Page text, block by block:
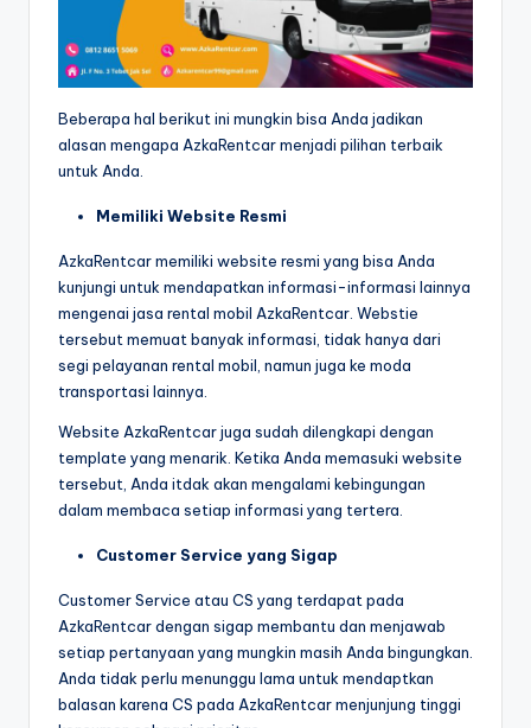
Beberapa hal berikut ini mungkin bisa Anda jadikan
alasan mengapa AzkaRentcar menjadi pilihan terbaik
untuk Anda.
Memiliki Website Resmi
AzkaRentcar memiliki website resmi yang bisa Anda
kunjungi untuk mendapatkan informasi-informasi lainnya
mengenai jasa rental mobil AzkaRentcar. Webstie
tersebut memuat banyak informasi, tidak hanya dari
segi pelayanan rental mobil, namun juga ke moda
transportasi lainnya.
Website AzkaRentcar juga sudah dilengkapi dengan
template yang menarik. Ketika Anda memasuki website
tersebut, Anda itdak akan mengalami kebingungan
dalam membaca setiap informasi yang tertera.
Customer Service yang Sigap
Customer Service atau CS yang terdapat pada
AzkaRentcar dengan sigap membantu dan menjawab
setiap pertanyaan yang mungkin masih Anda bingungkan.
Anda tidak perlu menunggu lama untuk mendaptkan
balasan karena CS pada AzkaRentcar menjunjung tinggi